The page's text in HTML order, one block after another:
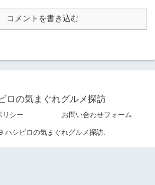
コメントを書き込む
ロの気まぐれグルメ探訪
リシー お問い合わせフォーム
ハシビロの気まぐれグルメ探訪.